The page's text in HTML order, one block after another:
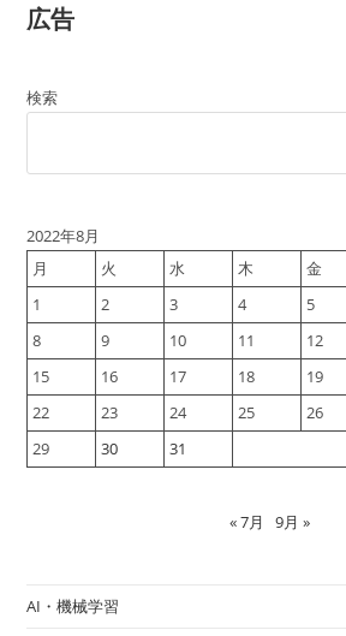
か
広告
検索
2022年8月
月
火 水 木 金
1
2 3 4 5
8
9 10 11 12
15
16 17 18 19
22
23 24 25 26
29
30 31
« 7月 9月 »
AI・機械学習